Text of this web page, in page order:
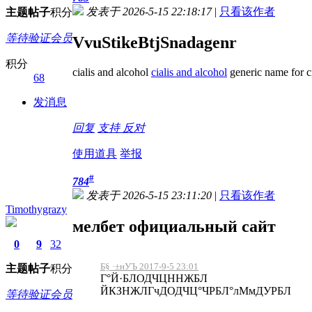
主题帖子积分
等待验证会员
积分
68
发消息
发表于 2026-5-15 22:18:17 | 只看该作者
VvuStikeBtjSnadagenr
cialis and alcohol cialis and alcohol generic name for
回复 支持 反对
使用道具 举报
Timothygrazy
0
主题
9
帖子
32
积分
等待验证会员
784#
发表于 2026-5-15 23:11:20 | 只看该作者
мелбет официальный сайт
Б§ ·±нУЪ 2017-9-5 23:01
Г°Й·БЛОДЧЦННЖБЛ
ЙКЗНЖЛГчДОДЧЦ°ЧРБЛ°лМмДУРБЛ